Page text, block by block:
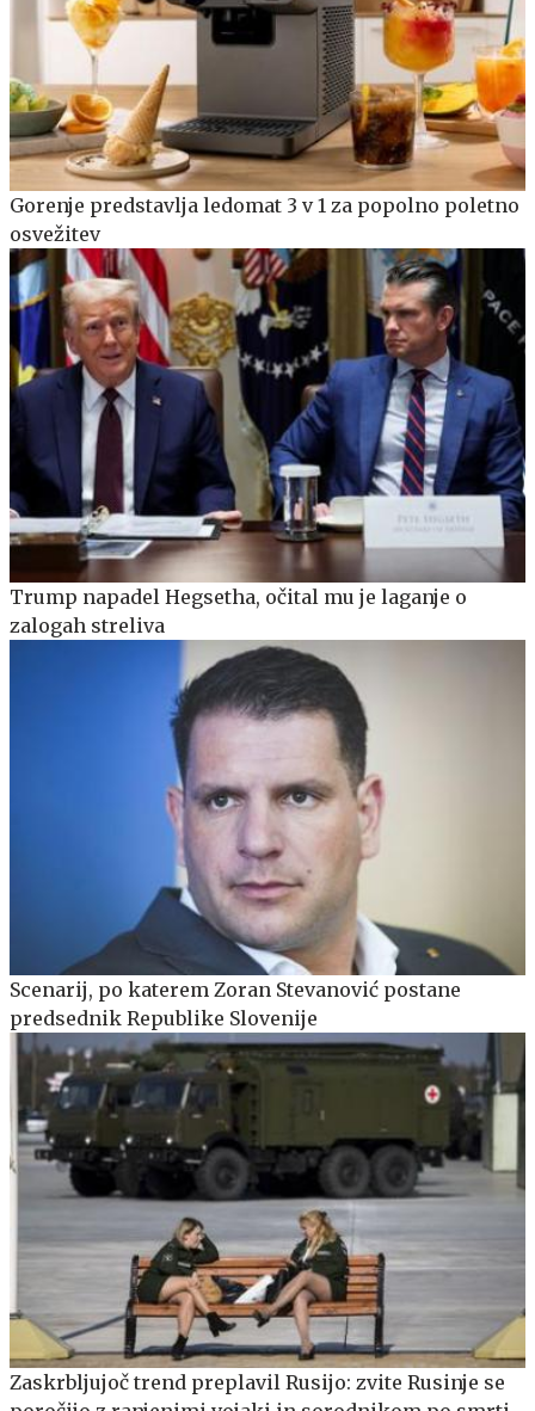
Gorenje predstavlja ledomat 3 v 1 za popolno poletno
osvežitev
Trump napadel Hegsetha, očital mu je laganje o
zalogah streliva
Scenarij, po katerem Zoran Stevanović postane
predsednik Republike Slovenije
Zaskrbljujoč trend preplavil Rusijo: zvite Rusinje se